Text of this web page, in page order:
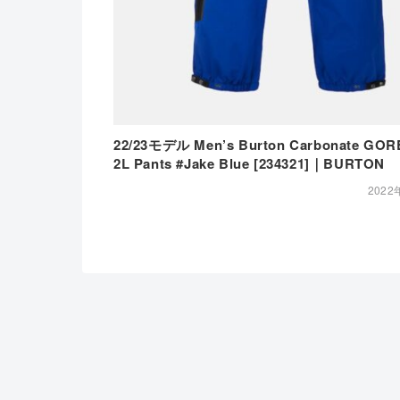
22/23モデル Men’s Burton Carbonate
2L Pants #Jake Blue [234321]｜BURTON
2022